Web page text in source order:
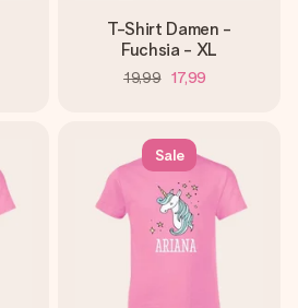
T-Shirt Damen -
Fuchsia - XL
19,99 17,99
Sale